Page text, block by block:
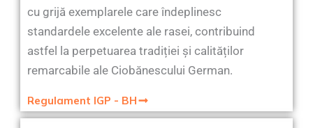
cu grijă exemplarele care îndeplinesc
standardele excelente ale rasei, contribuind
astfel la perpetuarea tradiției și calităților
remarcabile ale Ciobănescului German.
Regulament IGP - BH